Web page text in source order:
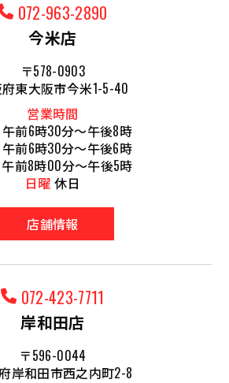
072-963-2890
今米店
〒578-0903
東大阪市今米1-5-40
営業時間
前6時30分～午後8時
前6時30分～午後6時
午前8時00分～午後5時
日曜 休日
店舗情報
072-423-7711
岸和田店
〒596-0044
岸和田市西之内町2-8